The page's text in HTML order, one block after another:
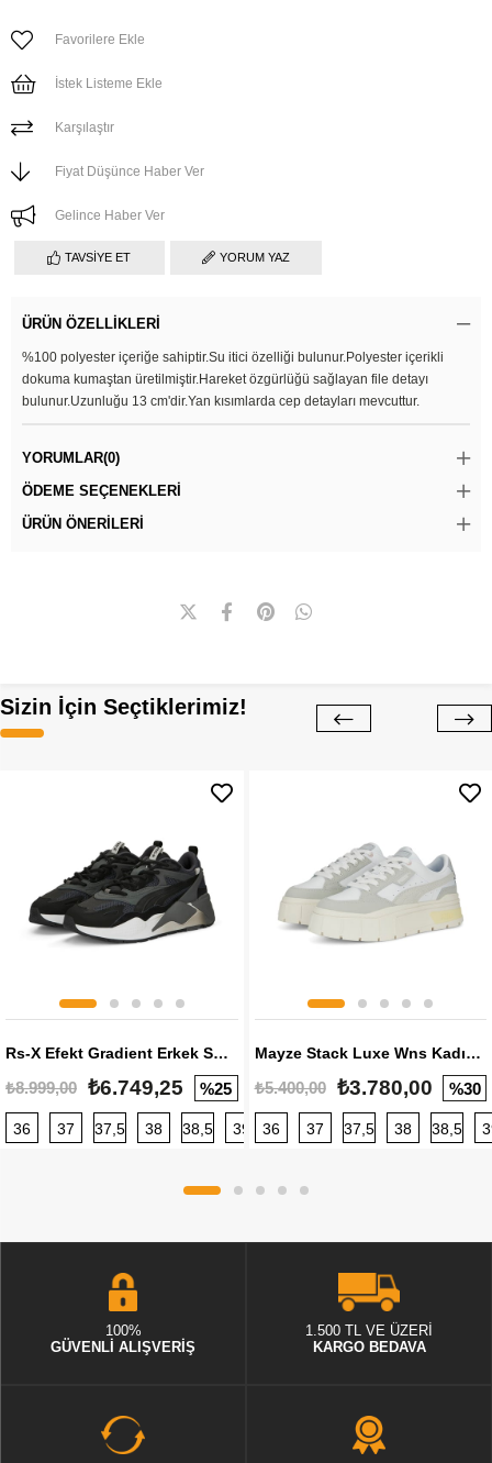
Favorilere Ekle
İstek Listeme Ekle
Karşılaştır
Fiyat Düşünce Haber Ver
Gelince Haber Ver
TAVSIYE ET YORUM YAZ
ÜRÜN ÖZELLIKLERI
%100 polyester içeriğe sahiptir.Su itici özelliği bulunur.Polyester içerikli
dokuma kumaştan üretilmiştir.Hareket özgürlüğü sağlayan file detayı
bulunur.Uzunluğu 13 cm'dir.Yan kısımlarda cep detayları mevcuttur.
YORUMLAR(0)
ÖDEME SEÇENEKLERI
ÜRÜN ÖNERILERI
Sizin İçin Seçtiklerimiz!
Rs-X Efekt Gradient Erkek Sneaker
₺8.999,00 ₺6.749,25 %25
36 37 37,5 38 38,5 39 40 40,5 41 42 42,5
Mayze Stack Luxe Wns Kadın Sneaker
₺5.400,00 ₺3.780,00 %30
36 37 37,5 38 38,5
100%
GÜVENLİ ALIŞVERİŞ
1.500 TL VE ÜZERİ
KARGO BEDAVA